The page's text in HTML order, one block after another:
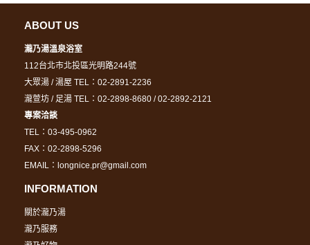
ABOUT US
瀧乃湯溫泉浴室
112台北市北投區光明路244號
大眾湯 / 湯屋 TEL：02-2891-2236
瀧萱坊 / 足湯 TEL：02-2898-8680 / 02-2892-2121
專案洽談
TEL：03-495-0962
FAX：02-2898-5296
EMAIL：longnice.pr@gmail.com
INFORMATION
關於瀧乃湯
瀧乃服務